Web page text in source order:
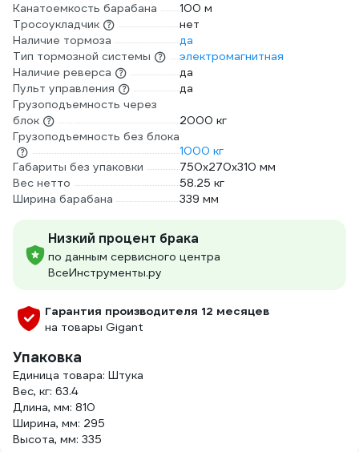
Канатоемкость барабана
100 м
Тросоукладчик
нет
Наличие тормоза
да
Тип тормозной системы
электромагнитная
Наличие реверса
да
Пульт управления
да
Грузоподъемность через
блок
2000 кг
Грузоподъемность без блока
1000 кг
Габариты без упаковки
750x270x310 мм
Вес нетто
58.25 кг
Ширина барабана
339 мм
Низкий процент брака
по данным сервисного центра
ВсеИнструменты.ру
Гарантия производителя 12 месяцев
на товары Gigant
Упаковка
Единица товара: Штука
Вес, кг: 63.4
Длина, мм: 810
Ширина, мм: 295
Высота, мм: 335